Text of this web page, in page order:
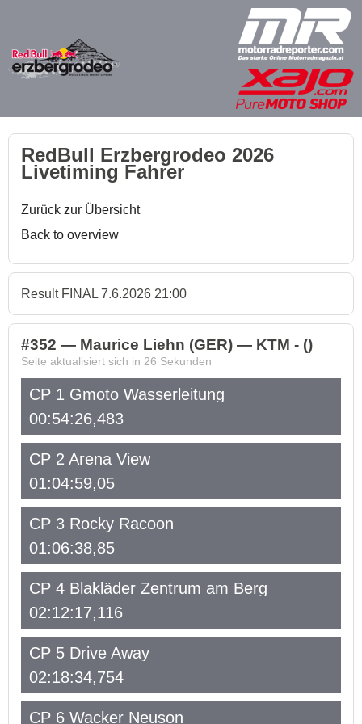
RedBull Erzbergrodeo 2026
Livetiming Fahrer
Zurück zur Übersicht
Back to overview
Result FINAL 7.6.2026 21:00
#352 — Maurice Liehn (GER) — KTM - ()
Seite aktualisiert sich in 26 Sekunden
CP 1 Gmoto Wasserleitung
00:54:26,483
CP 2 Arena View
01:04:59,05
CP 3 Rocky Racoon
01:06:38,85
CP 4 Blakläder Zentrum am Berg
02:12:17,116
CP 5 Drive Away
02:18:34,754
CP 6 Wacker Neuson